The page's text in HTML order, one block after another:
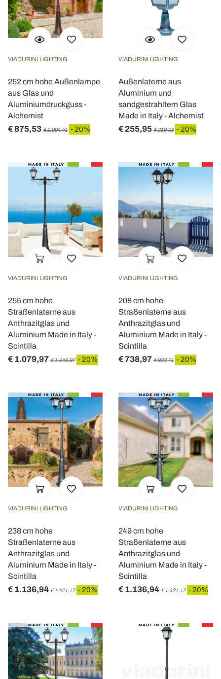
VIADURINI LIGHTING
252 cm hohe Außenlampe
aus Glas und
Aluminiumdruckguss -
Alchemist
€ 875,53 € 1.094,41 - 20%
VIADURINI LIGHTING
Außenlaterne aus
Aluminium und
sandgestrahltem Glas
Made in Italy - Alchemist
€ 255,95 € 319,93 - 20%
VIADURINI LIGHTING
255 cm hohe
Straßenlaterne aus
Anthrazitglas und
Aluminium Made in Italy -
Scintilla
€ 1.079,97 € 1.349,97 - 20%
VIADURINI LIGHTING
208 cm hohe
Straßenlaterne aus
Anthrazitglas und
Aluminium Made in Italy -
Scintilla
€ 738,97 € 923,71 - 20%
VIADURINI LIGHTING
238 cm hohe
Straßenlaterne aus
Anthrazitglas und
Aluminium Made in Italy -
Scintilla
€ 1.136,94 € 1.421,17 - 20%
VIADURINI LIGHTING
249 cm hohe
Straßenlaterne aus
Anthrazitglas und
Aluminium Made in Italy -
Scintilla
€ 1.136,94 € 1.421,17 - 20%